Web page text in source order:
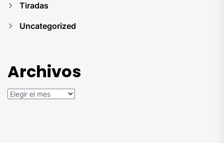
Tiradas
Uncategorized
Archivos
Archivos